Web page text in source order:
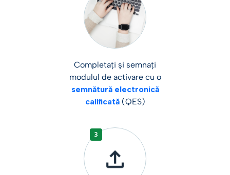
Completați și semnați
modulul de activare cu o
semnătură electronică
calificată(QES)